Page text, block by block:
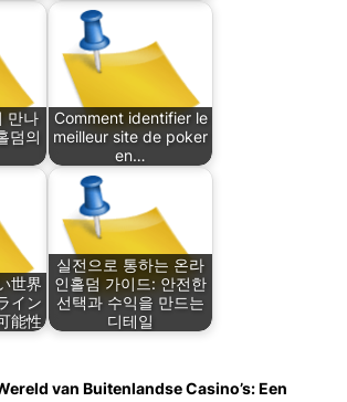
만나
덤의
Comment identifier le
meilleur site de poker
en…
世界
イン
能性
실전으로 통하는 온라
인홀덤 가이드: 안전한
선택과 수익을 만드는
디테일
van Buitenlandse Casino’s: Een